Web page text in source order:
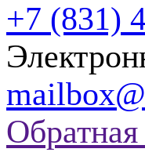
+7 (831)
Обратная